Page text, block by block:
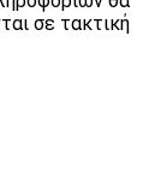
σε τακτική